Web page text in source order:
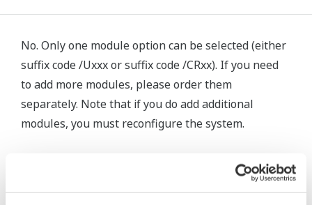
No. Only one module option can be selected (either
suffix code /Uxxx or suffix code /CRxx). If you need
to add more modules, please order them
separately. Note that if you do add additional
modules, you must reconfigure the system.
Related Products & Solutions